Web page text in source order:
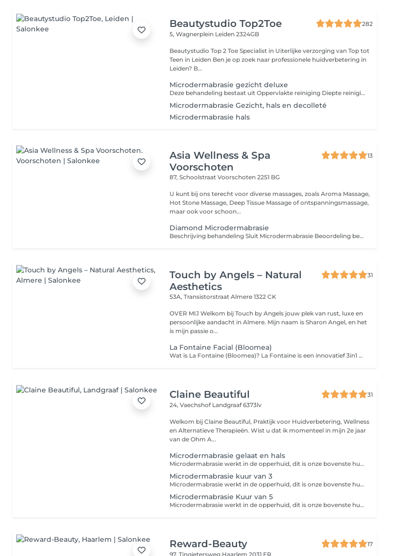
Beautystudio Top2Toe
282
5, Wagnerplein Leiden 2324GB
Beautystudio Top 2 Toe Specialist in Uiterlijke verzorging van Top tot
Teen in Leiden Ben je op zoek naar professionele huidverbetering in
Leiden? B...
Microdermabrasie gezicht deluxe
Deze behandeling bestaat uit Oppervlakte reiniging Diepte reiniging (verwijderen onzuiverheden) Microdermabrasie 15 min Alginaat masker Dagverzorging
Microdermabrasie Gezicht, hals en decolleté
Microdermabrasie hals
Asia Wellness & Spa
Voorschoten
13
87, SchoolstraatVoorschoten 2251 BG
U kunt bij ons terecht voor diverse massages, zoals Aroma Massage,
Hot Stone Massage, Deep Tissue Massage of ontspanningsmassage,
maar ook voor schoon...
Diamond Microdermabrasie
Beschrijving behandeling Sluit Microdermabrasie Beoordeling behandeling 5,0 1 review Toon 1 reviews van deze behandeling... Over deze behandeling Microdermabrasie is een intensieve peeling die zorgt voor een gladdere en egalere huid. Met behulp van een apparaatje dat microkristallen op de huid blaast en meteen weer opzuigt, wordt als het ware een laagje van de huid afgeschaafd. Hierdoor wordt de huid niet alleen grondig gereinigd en ontdaan van dode huidcellen, maar worden ook de doorbloeding en celvernieuwing gestimuleerd. Deze behandeling bestaat uit: Huidanalyse Reinigen Stomen Diepte reiniging Diamant peeling Epileren Bindweefsel massage Alginate + vitamin C + masker Verzorgende crème en zonnecrème Ampul serum met ultrasoon (opent de poriën zodat de producten goed in de huid kunnen trekken)
Touch by Angels – Natural
Aesthetics
31
53A, TransistorstraatAlmere 1322 CK
OVER MIJ Welkom bij Touch by Angels jouw plek van rust, luxe en
persoonlijke aandacht in Almere. Mijn naam is Sharon Angel, en het
is mijn passie o...
La Fontaine Facial (Bloomea)
Wat is La Fontaine (Bloomea)? La Fontaine is een innovatief 3in1 huid resurfacingapparaat dat is ontworpen om huidvernieuwing te stimuleren via drie gecombineerde technologieën: macro-exfoliatie, microvibratie en rode lichttherapie (633nm) Oorspronkelijk werd dit apparaat ontwikkeld voor het behandelen van postoperatieve littekens, maar inmiddels is het doorontwikkeld voor breed gebruik bij esthetische behandelingen Hoe werkt de behandeling? Macro-exfoliatie (mechanische peeling): zachte, gecontroleerde verwijdering van dode huidcellen om de huidtextuur te egaliseren en teint te verbeteren Microvibratie massage: stimuleert collageen- en elastine productie in de diepere huidlagen, wat bijdraagt aan versteviging en verjonging Lichttherapie (LED 633nm): ondersteunt regeneratie en verkoeling, en versnelt het huidherstel proces Voor wie en welke huidproblemen? La Fontaine is geschikt voor: Alle huidtypes en phototypen, van jong tot oud (1898 jaar) Behandeling van diverse huidproblemen, waaronder: Fijne lijnen en rimpels Pigmentvlekken Acne- en chirurgische littekens Striemen (striae) Grove poriën en doffe huid Vermoeide of gedehydrateerde huid Resultaten en effectiviteit Na de eerste sessie merk je vaak al een stralendere, zachtere en gladdere huid Na een kuur van 4 tot 6 sessies binnen enkele weken kunnen zichtbare resultaten sterker worden: verbetering van teint, vermindering van pigmentvlekken, littekens en verstrakking van de huid Onafhankelijk onderzoek toont een toename van circa 4% elastine in de huid na vier behandelingen, met versterking van de dermisstructuur
Claine Beautiful
31
24, Vaechshof Landgraaf 6373lv
Welkom bij Claine Beautiful, Praktijk voor Huidverbetering, Wellness
en Alternatieve Therapieën. Wist u dat ik momenteel in mijn 2e jaar
van de Ohm A...
Microdermabrasie gelaat en hals
Microdermabrasie werkt in de opperhuid, dit is onze bovenste huidlaag. Doordat de dode huidcellen verwijdert zijn is de huid nu beter in staat om werkstoffen op te nemen waardoor deze meer effect hebben in de huid. De huid krijgt tevens een betere doorbloeding en stimuleert de aanmaak van nieuwe cellen. Ook worden de poriën minder grof en kunnen pigmentvlekjes en fijne rimpeltjes vervagen. De huid zal na de microdermabrasie behandeling veel gladder aanvoelen en er egaler en mooier uitzien.
Microdermabrasie kuur van 3
Microdermabrasie werkt in de opperhuid, dit is onze bovenste huidlaag. Doordat de dode huidcellen verwijdert zijn is de huid nu beter in staat om werkstoffen op te nemen waardoor deze meer effect hebben in de huid. De huid krijgt tevens een betere doorbloeding en stimuleert de aanmaak van nieuwe cellen. Ook worden de poriën minder grof en kunnen pigmentvlekjes en fijne rimpeltjes vervagen. De huid zal na de microdermabrasie behandeling veel gladder aanvoelen en er egaler en mooier uitzien.
Microdermabrasie Kuur van 5
Microdermabrasie werkt in de opperhuid, dit is onze bovenste huidlaag. Doordat de dode huidcellen verwijdert zijn is de huid nu beter in staat om werkstoffen op te nemen waardoor deze meer effect hebben in de huid. De huid krijgt tevens een betere doorbloeding en stimuleert de aanmaak van nieuwe cellen. Ook worden de poriën minder grof en kunnen pigmentvlekjes en fijne rimpeltjes vervagen. De huid zal na de microdermabrasie behandeling veel gladder aanvoelen en er egaler en mooier uitzien.
Reward-Beauty
17
97, Tingietersweg Haarlem 2031 ER